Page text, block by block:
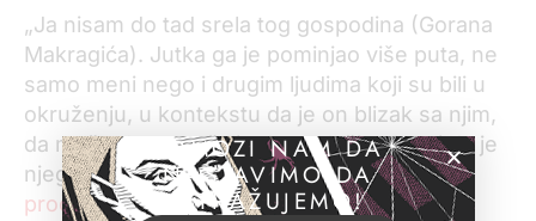
„Ja nisam do tad srela tog gospodina (Gorana
Makragića). Jutka ga je pominjao više puta, ne
samo meni nego i drugim ljudima koji su bili u
okruženju, u kontekstu da je on blizak sa njim,
da može da ga pošalje da zaplaši nekog i da je
njegov čovek“, rekla je Lukić. Više o tome
pročitajte ovde.
POMOZI NAM DA
NASTAVIMO DA
ISTRAŽUJEMO!